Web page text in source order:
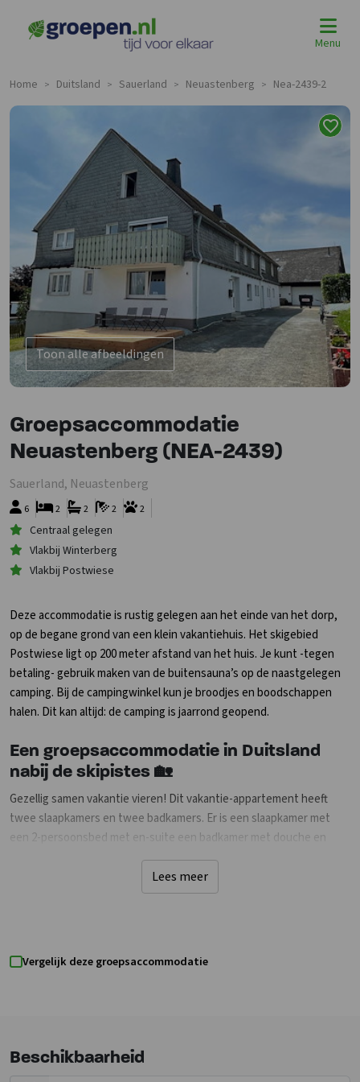
Menu
Home > Duitsland > Sauerland > Neuastenberg > Nea-2439-2
Toon alle afbeeldingen
Groepsaccommodatie
Neuastenberg (NEA-2439)
Sauerland, Neuastenberg
6 2
2
2
2
Centraal gelegen
Vlakbij Winterberg
Vlakbij Postwiese
Deze accommodatie is rustig gelegen aan het einde van het dorp,
op de begane grond van een klein vakantiehuis. Het skigebied
Postwiese ligt op 200 meter afstand van het huis. Je kunt -tegen
betaling- gebruik maken van de buitensauna’s op de naastgelegen
camping. Bij de campingwinkel kun je broodjes en boodschappen
halen. Dit kan altijd: de camping is jaarrond geopend.
Een groepsaccommodatie in Duitsland
nabij de skipistes 🏡
Gezellig samen vakantie vieren! Dit vakantie-appartement heeft
twee slaapkamers en twee badkamers. Er is een slaapkamer met
een 2-persoonsbed met en-suite een badkamer met douche en
wastafel. De tweede slaapkamer heeft een stapelbed. De 2e
badkamer heeft een wastafel, toilet, douche en ligbad. In de
woonkamer is een slaapbank en een flatscreen. Ook is er wifi, een
Een wasmachine, haardroger en stofzuiger zijn beschikbaar. Ook zijn
er een kinderstoel en kinderbed. De tuin heeft een terras met
Lees meer
Vergelijk deze groepsaccommodatie
Beschikbaarheid